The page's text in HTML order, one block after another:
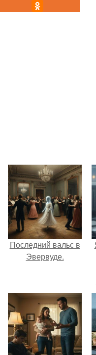
Последний вальс в
Эвервуде.